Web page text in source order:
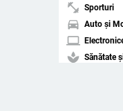
fitness_center Sporturi
directions_car Auto și
laptop
spa Sănătate